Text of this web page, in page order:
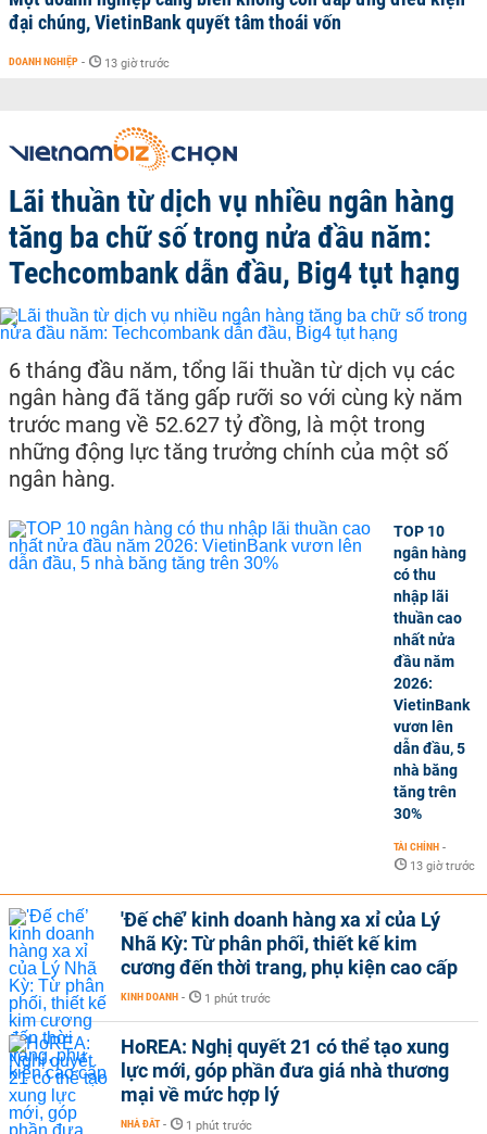
đại chúng, VietinBank quyết tâm thoái vốn
DOANH NGHIỆP - 13 giờ trước
Lãi thuần từ dịch vụ nhiều ngân hàng
tăng ba chữ số trong nửa đầu năm:
Techcombank dẫn đầu, Big4 tụt hạng
6 tháng đầu năm, tổng lãi thuần từ dịch vụ các
ngân hàng đã tăng gấp rưỡi so với cùng kỳ năm
trước mang về 52.627 tỷ đồng, là một trong
những động lực tăng trưởng chính của một số
ngân hàng.
TOP 10
ngân hàng
có thu
nhập lãi
thuần cao
nhất nửa
đầu năm
2026:
VietinBank
vươn lên
dẫn đầu, 5
nhà băng
tăng trên
30%
TÀI CHÍNH -
13 giờ trước
'Đế chế’ kinh doanh hàng xa xỉ của Lý
Nhã Kỳ: Từ phân phối, thiết kế kim
cương đến thời trang, phụ kiện cao cấp
KINH DOANH - 1 phút trước
HoREA: Nghị quyết 21 có thể tạo xung
lực mới, góp phần đưa giá nhà thương
mại về mức hợp lý
NHÀ ĐẤT - 1 phút trước